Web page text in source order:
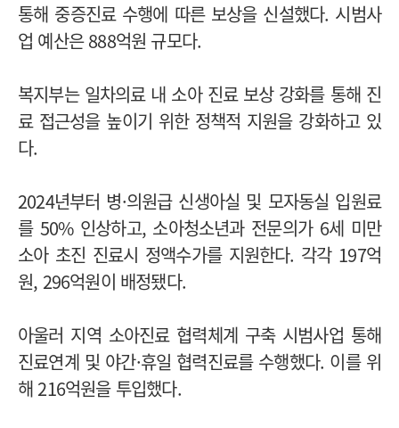
통해 중증진료 수행에 따른 보상을 신설했다. 시범사
업 예산은 888억원 규모다.
복지부는 일차의료 내 소아 진료 보상 강화를 통해 진
료 접근성을 높이기 위한 정책적 지원을 강화하고 있
다.
2024년부터 병·의원급 신생아실 및 모자동실 입원료
를 50% 인상하고, 소아청소년과 전문의가 6세 미만
소아 초진 진료시 정액수가를 지원한다. 각각 197억
원, 296억원이 배정됐다.
아울러 지역 소아진료 협력체계 구축 시범사업 통해
진료연계 및 야간·휴일 협력진료를 수행했다. 이를 위
해 216억원을 투입했다.